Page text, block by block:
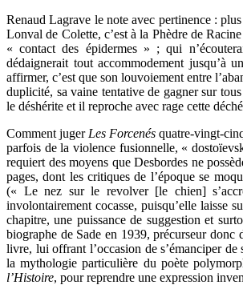
Renaud Lagrave le note avec pertinence :
Lonval de Colette, c’est à la Phèdre de
« contact des épidermes » ; qui
dédaignerait tout accommodement jusqu’à
affirmer, c’est que son louvoiement entre
duplicité, sa vaine tentative de gagner sur
le déshérite et il reproche avec rage cette
Comment juger Les Forcenés quatre-vingt-
parfois de la violence fusionnelle, «
requiert des moyens que Desbordes ne
pages, dont les critiques de l’époque se
(« Le nez sur le revolver [le chien]
involontairement cocasse, puisqu’elle laisse
chapitre, une puissance de suggestion et
biographe de Sade en 1939, précurseur
livre, lui offrant l’occasion de s’émanciper
la mythologie particulière du poète
l’Histoire, pour reprendre une expression